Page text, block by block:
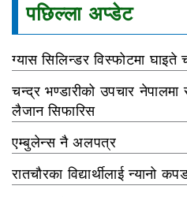
पछिल्ला अप्डेट
ग्यास सिलिन्डर विस्फोटमा
चन्द्र भण्डारीको उपचार
लैजान सिफारिस
एम्बुलेन्स नै अलपत्र
रातचौरका विद्यार्थीलाई न्यानो